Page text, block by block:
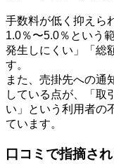
手数料が低く抑えら
1.0％〜5.0％という
発生しにくい」「総
す。
また、売掛先への通
している点が、「取
い」という利用者の
ています。
口コミで指摘さ